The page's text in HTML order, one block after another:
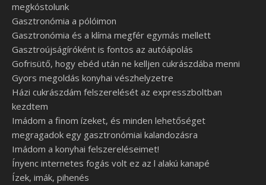
megkóstolunk
Gasztronómia a pólóimon
Gasztronómia és a klíma megfér egymás mellett
Gasztroújságíróként is fontos az autóápolás
Gofrisütő, hogy ebéd után ne kelljen cukrászdába menni
Gyors megoldás konyhai vészhelyzetre
Házi cukrászdám felszerelését az expresszboltban
kezdtem
Imádom a finom ízeket, és minden lehetőséget
megragadok egy gasztronómiai kalandozásra
Imádom a konyhai felszereléseimet!
Ínyenc internetes fogás volt ez az l alakú kanapé
Ízek, imák, pihenés